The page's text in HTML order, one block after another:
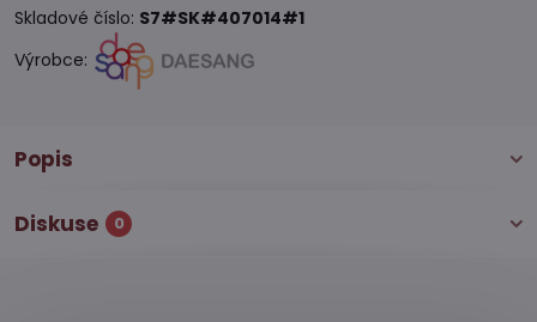
Skladové číslo: S7#SK#407014#1
Výrobce:
Popis
Diskuse 0